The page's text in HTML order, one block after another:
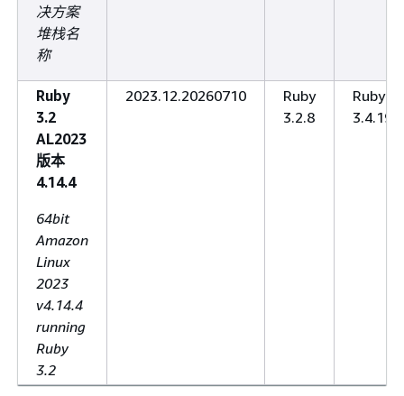
决方案
堆栈名
称
Ruby
3.2
AL2023
版本
4.14.4
64bit
Amazon
Linux
2023
v4.14.4
running
Ruby
3.2
2023.12.20260710
Ruby
3.2.8
3.4.19